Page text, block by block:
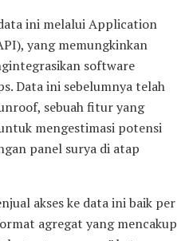
ini melalui Application
yang memungkinkan
software
Data ini sebelumnya telah
sebuah fitur yang
mengestimasi potensi
panel surya di atap
akses ke data ini baik per
agregat yang mencakup